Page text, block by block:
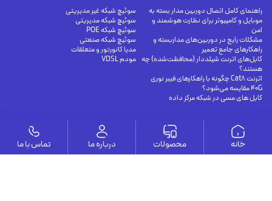
وستا
ارتباط با ما
درباره ما
سوئیچ شبکه غیر مدیریتی
سوئیچ شبکه مدیریتی
سوئیچ شبکه POE
سوئیچ شبکه صنعتی
مدیا کانورتور و متعلقات
مودم VDSL
راهنمای کامل اتصال دوربین مدار بسته به
موبایل و کامپیوتر برای نظارت هوشمند و
امن
مشکلات رایج در دوربین‌های مداربسته و
راهکارهای جامع تعمیر
کابل‌های اترنت شیلددار (محافظت‌شده) چه
هستند؟
اترنت Cat8 چگونه با راهکارهای فیبر نوری
40G مقایسه می‌شود؟
کابل های مسی در شبکه مرکز داده
خانه محصولات درباره ما تماس با ما